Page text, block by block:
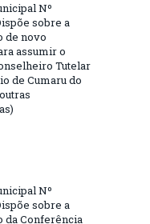
Nº
sobre a
de novo
assumir o
Tutelar
de Cumaru do
Nº
sobre a
da Conferência